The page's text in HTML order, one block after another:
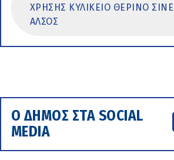
ΧΡΗΣΗΣ ΚΥΛΙΚΕΙΟ ΘΕΡΙΝΟ ΣΙΝΕ
ΑΛΣΟΣ
Ο ΔΗΜΟΣ ΣΤΑ SOCIAL
MEDIA